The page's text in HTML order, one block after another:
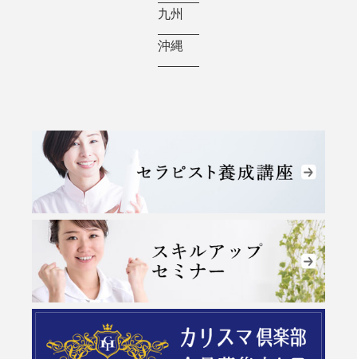
九州
沖縄